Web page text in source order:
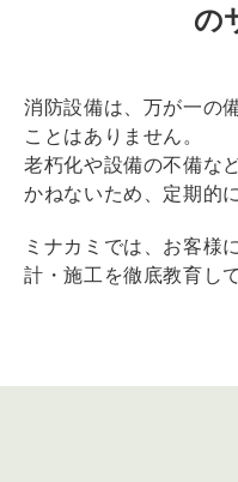
の
消防設備は、万が一の
ことはありません。
老朽化や設備の不備な
かねないため、定期的
ミナカミでは、お客様
計・施工を徹底教育し